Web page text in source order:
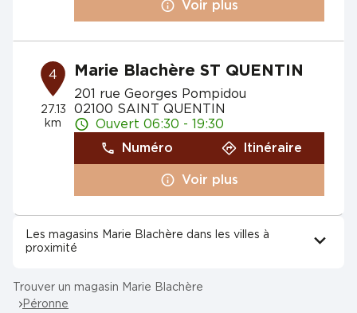
Voir plus
4
27.13
km
Marie Blachère ST QUENTIN
201 rue Georges Pompidou
02100 SAINT QUENTIN
Ouvert 06:30 - 19:30
Numéro
Itinéraire
Voir plus
Les magasins Marie Blachère dans les villes à
proximité
Trouver un magasin Marie Blachère
Péronne